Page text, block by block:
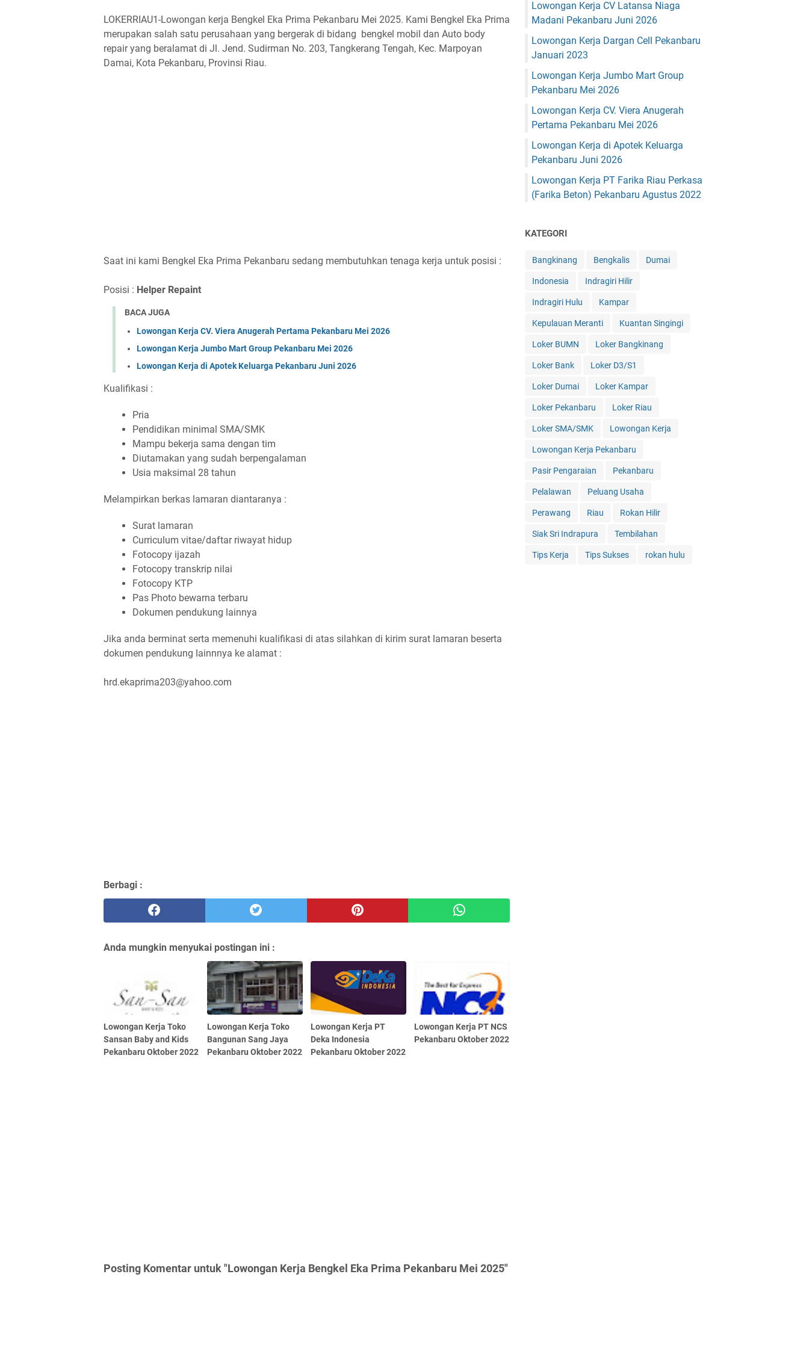
LOKERRIAU1-Lowongan kerja Bengkel Eka Prima Pekanbaru Mei 2025. Kami Bengkel Eka Prima
merupakan salah satu perusahaan yang bergerak di bidang bengkel mobil dan Auto body
repair yang beralamat di Jl. Jend. Sudirman No. 203, Tangkerang Tengah, Kec. Marpoyan
Damai, Kota Pekanbaru, Provinsi Riau.
Saat ini kami Bengkel Eka Prima Pekanbaru sedang membutuhkan tenaga kerja untuk posisi :
Posisi : Helper Repaint
BACA JUGA
Lowongan Kerja CV. Viera Anugerah Pertama Pekanbaru Mei 2026
Lowongan Kerja Jumbo Mart Group Pekanbaru Mei 2026
Lowongan Kerja di Apotek Keluarga Pekanbaru Juni 2026
Kualifikasi :
Pria
Pendidikan minimal SMA/SMK
Mampu bekerja sama dengan tim
Diutamakan yang sudah berpengalaman
Usia maksimal 28 tahun
Melampirkan berkas lamaran diantaranya :
Surat lamaran
Curriculum vitae/daftar riwayat hidup
Fotocopy ijazah
Fotocopy transkrip nilai
Fotocopy KTP
Pas Photo bewarna terbaru
Dokumen pendukung lainnya
Jika anda berminat serta memenuhi kualifikasi di atas silahkan di kirim surat lamaran beserta
dokumen pendukung lainnnya ke alamat :
hrd.ekaprima203@yahoo.com
Berbagi :
Anda mungkin menyukai postingan ini :
Lowongan Kerja Toko
Sansan Baby and Kids
Pekanbaru Oktober 2022
Lowongan Kerja Toko
Bangunan Sang Jaya
Pekanbaru Oktober 2022
Lowongan Kerja PT
Deka Indonesia
Pekanbaru Oktober 2022
Lowongan Kerja PT NCS
Pekanbaru Oktober 2022
Posting Komentar untuk "Lowongan Kerja Bengkel Eka Prima Pekanbaru Mei 2025"
Lowongan Kerja CV Latansa Niaga
Madani Pekanbaru Juni 2026
Lowongan Kerja Dargan Cell Pekanbaru
Januari 2023
Lowongan Kerja Jumbo Mart Group
Pekanbaru Mei 2026
Lowongan Kerja CV. Viera Anugerah
Pertama Pekanbaru Mei 2026
Lowongan Kerja di Apotek Keluarga
Pekanbaru Juni 2026
Lowongan Kerja PT Farika Riau Perkasa
(Farika Beton) Pekanbaru Agustus 2022
KATEGORI
Bangkinang Bengkalis Dumai
Indonesia Indragiri Hilir
Indragiri Hulu Kampar
Kepulauan Meranti Kuantan Singingi
Loker BUMN Loker Bangkinang
Loker Bank Loker D3/S1
Loker Dumai Loker Kampar
Loker Pekanbaru Loker Riau
Loker SMA/SMK Lowongan Kerja
Lowongan Kerja Pekanbaru
Pasir Pengaraian Pekanbaru
Pelalawan Peluang Usaha
Perawang Riau Rokan Hilir
Siak Sri Indrapura Tembilahan
Tips Kerja Tips Sukses rokan hulu